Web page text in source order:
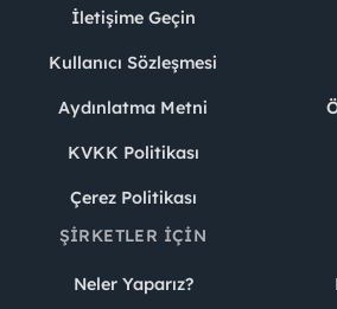
İletişime Geçin
Kullanıcı Sözleşmesi
Aydınlatma Metni
KVKK Politikası
Çerez Politikası
ŞIRKETLER İÇIN
Neler Yaparız?